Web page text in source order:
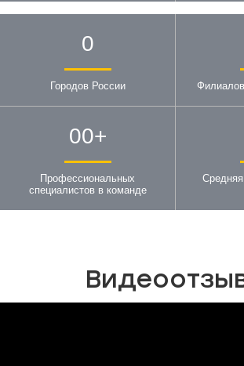
0
Городов России
00+
Профессиональных
специалистов в команде
Средняя